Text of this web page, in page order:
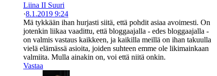
Liina II Suuri
·8.1.2019 9:24
Mä tykkään ihan hurjasti siitä, että pohdit asiaa avoimesti. On
jotenkin liikaa vaadittu, että bloggaajalla - edes bloggaajalla -
on valmis vastaus kaikkeen, ja kaikilla meillä on ihan takuulla
vielä elämässä asioita, joiden suhteen emme ole likimainkaan
valmiita. Mulla ainakin on, voi että niitä onkin.
Vastaa